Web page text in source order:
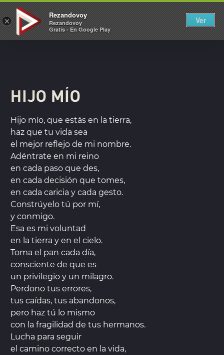
×
Rezandovoy
Rezandovoy
Gratis - En Google Play
Ver
REZANDOVOY
HIJO MÍO
Hijo mío, que estás en la tierra,
haz que tu vida sea
el mejor reflejo de mi nombre.
Adéntrate en mi reino
en cada paso que des,
en cada decisión que tomes,
en cada caricia y cada gesto.
Constrúyelo tú por mí,
y conmigo.
Esa es mi voluntad
en la tierra y en el cielo.
Toma el pan cada día,
consciente de que es
un privilegio y un milagro.
Perdono tus errores,
tus caídas, tus abandonos,
pero haz tú lo mismo
con la fragilidad de tus hermanos.
Lucha para seguir
el camino correcto en la vida,